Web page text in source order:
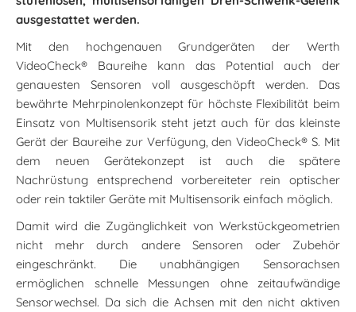
ausgestattet werden.
Mit den hochgenauen Grundgeräten der Werth
VideoCheck® Baureihe kann das Potential auch der
genauesten Sensoren voll ausgeschöpft werden. Das
bewährte Mehrpinolenkonzept für höchste Flexibilität beim
Einsatz von Multisensorik steht jetzt auch für das kleinste
Gerät der Baureihe zur Verfügung, den VideoCheck® S. Mit
dem neuen Gerätekonzept ist auch die spätere
Nachrüstung entsprechend vorbereiteter rein optischer
oder rein taktiler Geräte mit Multisensorik einfach möglich.
Damit wird die Zugänglichkeit von Werkstückgeometrien
nicht mehr durch andere Sensoren oder Zubehör
eingeschränkt. Die unabhängigen Sensorachsen
ermöglichen schnelle Messungen ohne zeitaufwändige
Sensorwechsel. Da sich die Achsen mit den nicht aktiven